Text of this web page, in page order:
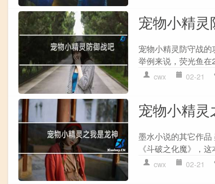
宠物小精
宠物小精灵防守战的
举例来说，荧光鱼
cwx 02-21
宠物小精灵
墨水小说的其它作
《斗破之化魔》，
cwx 02-21